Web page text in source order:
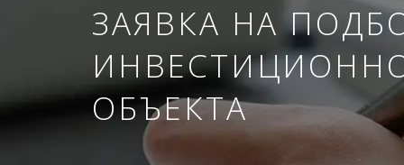
ЗАЯВКА НА
ОБЪЕКТА